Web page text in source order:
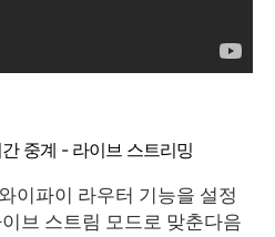
중계 - 라이브 스트리밍
이파이 라우터 기능을 설정
브 스트림 모드로 맞춘다음